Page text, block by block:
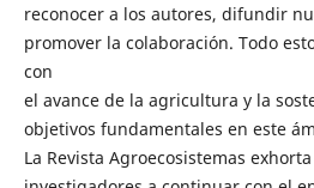
reconocer a los autores, difundir
promover la colaboración. Todo
con
el avance de la agricultura y la
objetivos fundamentales en este
La Revista Agroecosistemas